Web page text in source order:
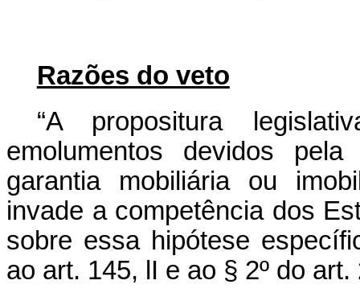
Razões do veto
“A propositura
emolumentos devidos
garantia mobiliária ou
invade a competência dos
sobre essa hipótese
ao art. 145, lI e ao § 2º do